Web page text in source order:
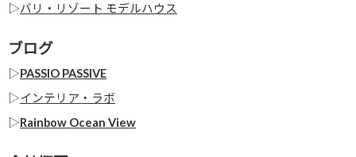
▷バリ・リゾート モデルハウス
ブログ
▷PASSIO PASSIVE
▷インテリア・ラボ
▷Rainbow Ocean View